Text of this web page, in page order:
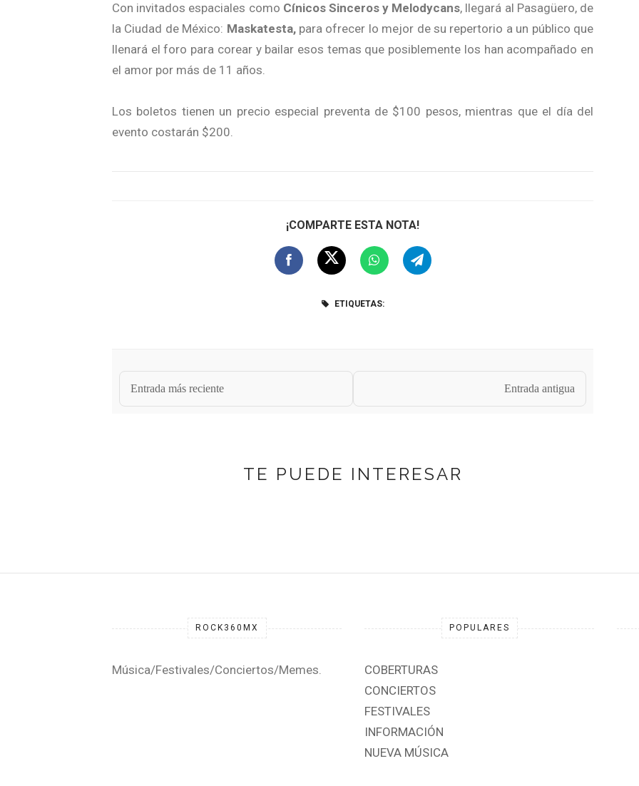
Con invitados espaciales como Cínicos Sinceros y Melodycans, llegará al Pasagüero, de
la Ciudad de México: Maskatesta,para ofrecer lo mejor de su repertorio a un público que
llenará el foro para corear y bailar esos temas que posiblemente los han acompañado en
el amor por más de 11 años.
Los boletos tienen un precio especial preventa de $100 pesos, mientras que el día del
evento costarán $200.
¡COMPARTE ESTA NOTA!
ETIQUETAS:
Entrada más reciente Entrada antigua
TE PUEDE INTERESAR
ROCK360MX
Música/Festivales/Conciertos/Memes.
POPULARES
COBERTURAS
CONCIERTOS
FESTIVALES
INFORMACIÓN
NUEVA MÚSICA